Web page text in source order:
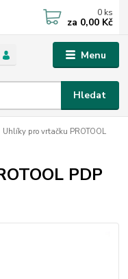
Menu
Hledat
0 ks
za 0,00 Kč
Uhlíky pro vrtačku PROTOOL
PDP